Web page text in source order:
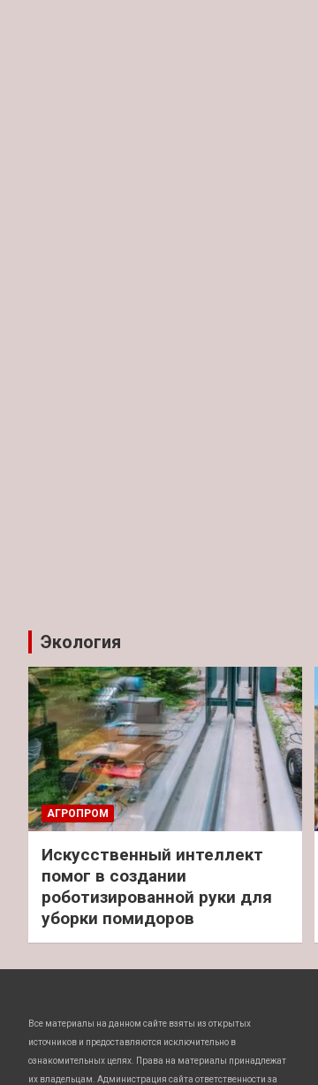
Экология
АГРОПРОМ
Искусственный интеллект
помог в создании
роботизированной руки для
уборки помидоров
Все материалы на данном сайте взяты из открытых
источников и предоставляются исключительно в
ознакомительных целях. Права на материалы принадлежат
их владельцам. Администрация сайта ответственности за